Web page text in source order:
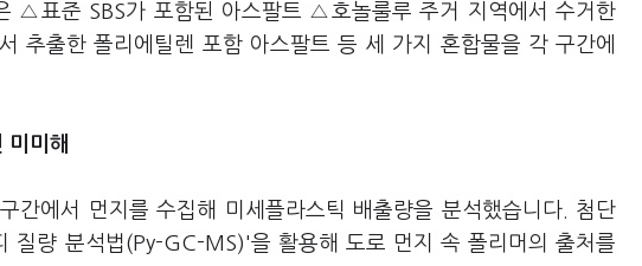
△표준 SBS가 포함된 아스팔트 △호놀룰루 주거 지역에서 수거한
추출한 폴리에틸렌 포함 아스팔트 등 세 가지 혼합물을 각 구간에
미미해
간에서 먼지를 수집해 미세플라스틱 배출량을 분석했습니다. 첨단
질량 분석법(Py-GC-MS)'을 활용해 도로 먼지 속 폴리머의 출처를